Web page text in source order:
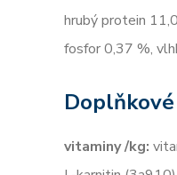
hrubý protein
fosfor 0,37 %,
vitaminy /kg: